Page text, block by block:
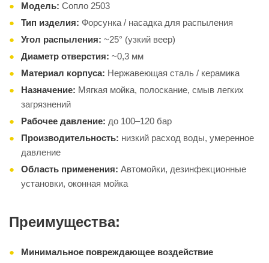
Модель: Сопло 2503
Тип изделия: Форсунка / насадка для распыления
Угол распыления: ~25° (узкий веер)
Диаметр отверстия: ~0,3 мм
Материал корпуса: Нержавеющая сталь / керамика
Назначение: Мягкая мойка, полоскание, смыв легких
загрязнений
Рабочее давление: до 100–120 бар
Производительность: низкий расход воды, умеренное
давление
Область применения: Автомойки, дезинфекционные
установки, оконная мойка
Преимущества:
Минимальное повреждающее воздействие